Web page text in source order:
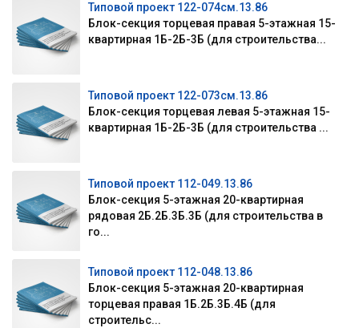
Типовой проект 122-074см.13.86
Блок-секция торцевая правая 5-этажная 15-
квартирная 1Б-2Б-3Б (для строительства...
Типовой проект 122-073см.13.86
Блок-секция торцевая левая 5-этажная 15-
квартирная 1Б-2Б-3Б (для строительства ...
Типовой проект 112-049.13.86
Блок-секция 5-этажная 20-квартирная
рядовая 2Б.2Б.3Б.3Б (для строительства в
го...
Типовой проект 112-048.13.86
Блок-секция 5-этажная 20-квартирная
торцевая правая 1Б.2Б.3Б.4Б (для
строительс...